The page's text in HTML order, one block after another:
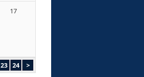
17
23 24 >